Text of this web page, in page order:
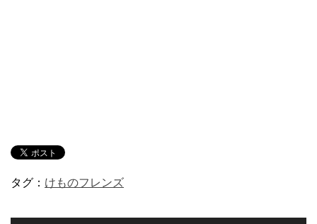
タグ： けものフレンズ